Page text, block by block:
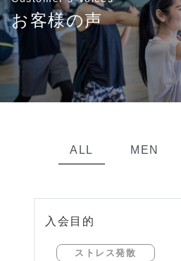
ALL MEN
入会目的
ストレス発散
お客様の声